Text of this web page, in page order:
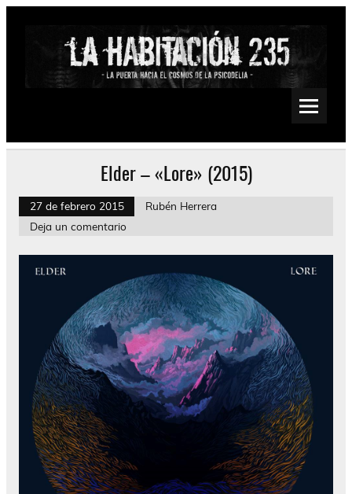
Saltar
Psychedelic, Stoner, Doom, Sludge, Fuzz, Space, Drone
Elder – «Lore» (2015)
27 de febrero 2015
Rubén Herrera
Deja un comentario